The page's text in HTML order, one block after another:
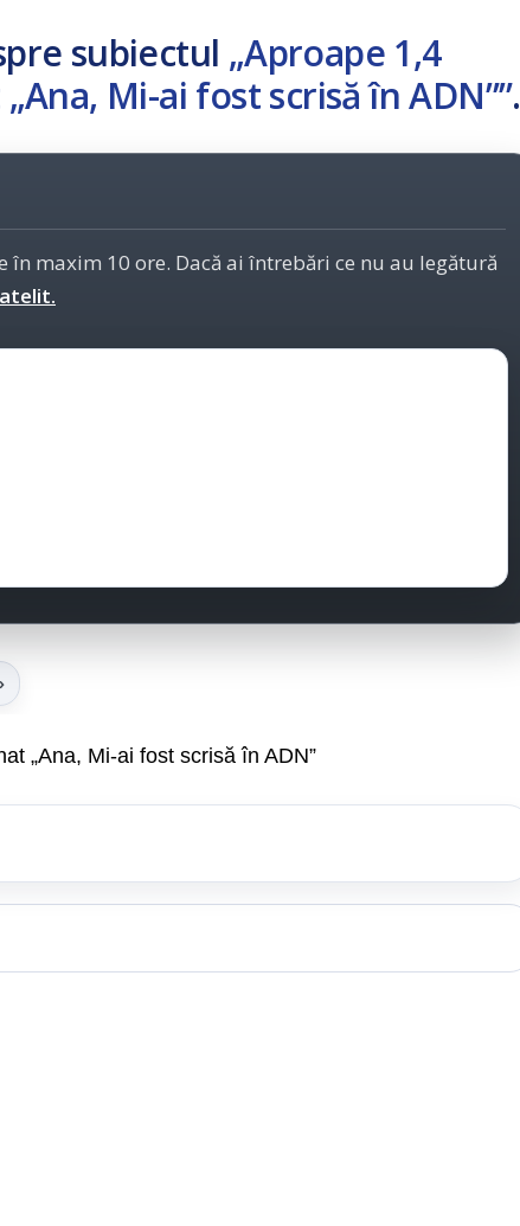
subiectul „Aproape 1,4
Mi-ai fost scrisă în ADN””.
în maxim 10 ore. Dacă ai întrebări ce nu au legătură
„Ana, Mi-ai fost scrisă în ADN”